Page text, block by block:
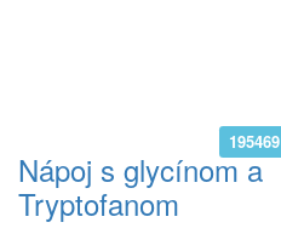
195469
Nápoj s glycínom a
Tryptofanom